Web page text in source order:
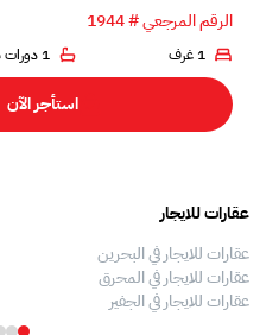
الرقم المرجعي # 1944
1 غرف 1 دورات مياه
استأجر الآن
عقارات للايجار
عقارات للايجار في البحرين
عقارات للايجار في المحرق
عقارات للايجار في الجفير